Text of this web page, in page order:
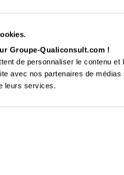
Groupe-Qualiconsult.com !
de personnaliser le contenu
avec nos partenaires de
leurs services.